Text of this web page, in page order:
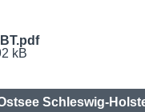
kB
Schleswig-